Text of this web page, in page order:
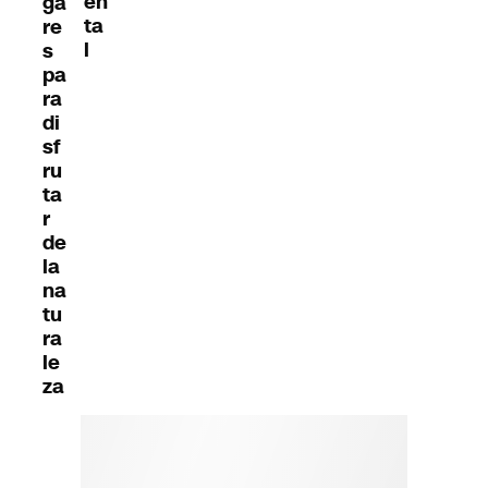
re
s
pa
ra
di
sf
ru
ta
r
de
la
na
tu
ra
le
za
ta
l